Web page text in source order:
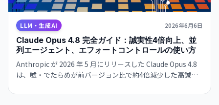
LLM・生成AI 2026年6月6日
Claude Opus 4.8 完全ガイド：誠実性4倍向上、並
列エージェント、エフォートコントロールの使い方
Anthropic が 2026 年 5 月にリリースした Claude Opus 4.8
は、嘘・でたらめが前バージョン比で約4倍減少した高誠実
Messages API 強化が加わり、開発者から一般ユーザーまで